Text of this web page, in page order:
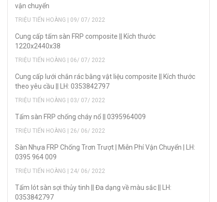
vận chuyển
TRIỆU TIẾN HOÀNG | 09/ 07/ 2022
Cung cấp tấm sàn FRP composite || Kích thước
1220x2440x38
TRIỆU TIẾN HOÀNG | 06/ 07/ 2022
Cung cấp lưới chắn rác bằng vật liệu composite || Kích thước
theo yêu cầu || LH: 0353842797
TRIỆU TIẾN HOÀNG | 03/ 07/ 2022
Tấm sàn FRP chống cháy nổ || 0395964009
TRIỆU TIẾN HOÀNG | 26/ 06/ 2022
Sàn Nhựa FRP Chống Trơn Trượt | Miễn Phí Vận Chuyển | LH:
0395 964 009
TRIỆU TIẾN HOÀNG | 24/ 06/ 2022
Tấm lót sàn sợi thủy tinh || Đa dạng về màu sắc || LH:
0353842797